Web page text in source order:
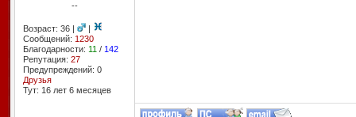
--
Возраст: 36 |
|
Сообщений: 1230
Благодарности: 11 / 142
Репутация: 27
Предупреждений: 0
Друзья
Тут: 16 лет 6 месяцев